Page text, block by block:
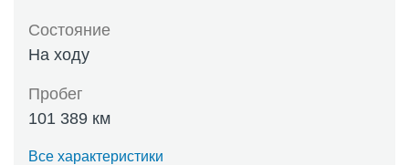
Состояние
На ходу
Пробег
101 389 км
Все характеристики